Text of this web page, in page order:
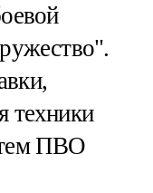
техники
ПВО